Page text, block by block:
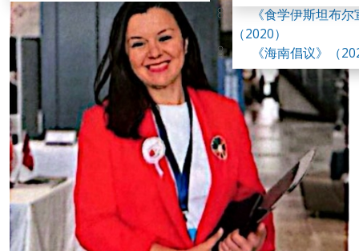
第三届世界食学论
峰会
第四届世界食学论
《食学伊斯坦布
（2020）
《海南倡议》（